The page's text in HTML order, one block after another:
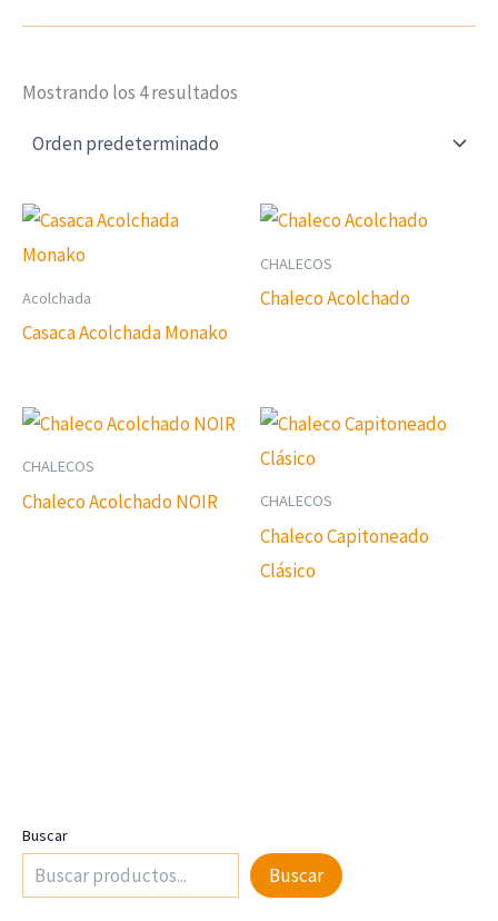
Buscar
Buscar
Mostrando los 4 resultados
Acolchada
Casaca Acolchada Monako
CHALECOS
Chaleco Acolchado
CHALECOS
Chaleco Acolchado NOIR CHALECOS
Chaleco Capitoneado
Clásico